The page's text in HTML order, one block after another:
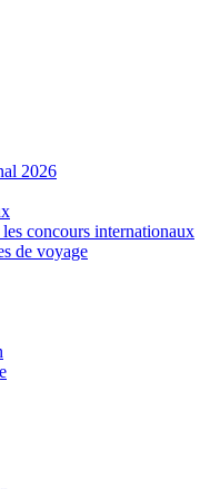
2026
concours internationaux
de voyage